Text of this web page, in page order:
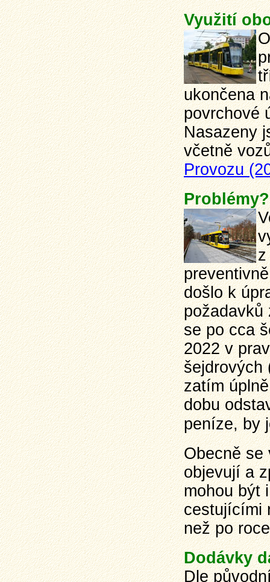
Využití
ukončena
povrchové
Nasazeny
včetně
Provozu
Problémy?
z
došlo k
požadavků
se po cca
2022 v
šejdrových
zatím
dobu
peníze, by
Obecně se
objevují a
mohou být
cestujícími
než po
Dodávky
Dle